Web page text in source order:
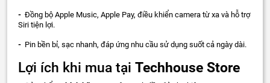
- Đồng bộ Apple Music, Apple Pay, điều khiển camera từ xa và hỗ trợ
Siri tiện lợi.
- Pin bền bỉ, sạc nhanh, đáp ứng nhu cầu sử dụng suốt cả ngày dài.
Lợi ích khi mua tại Techhouse Store